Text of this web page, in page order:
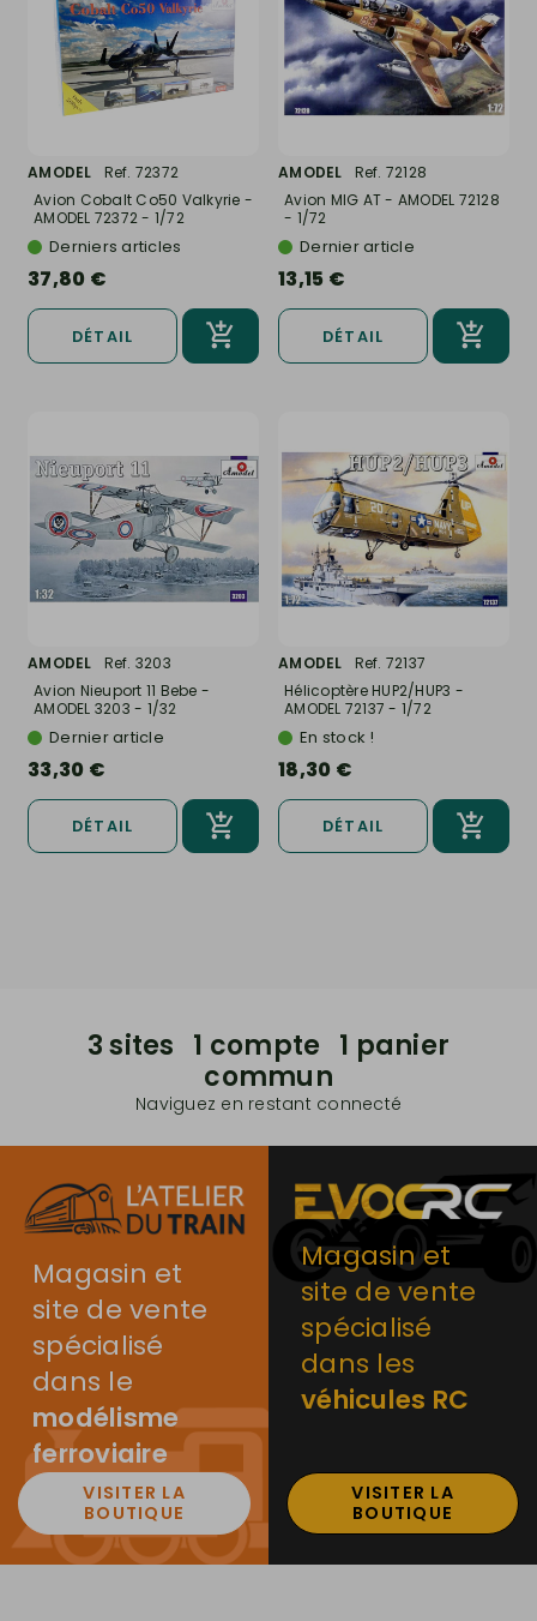
AMODEL
Ref. 72372
Avion Cobalt Co50 Valkyrie -
AMODEL 72372 - 1/72
Derniers articles
37,80 €
DÉTAIL
AMODEL
Ref. 72128
Avion MIG AT - AMODEL 72128
- 1/72
Dernier article
13,15 €
DÉTAIL
AMODEL
Ref. 3203
Avion Nieuport 11 Bebe -
AMODEL 3203 - 1/32
Dernier article
33,30 €
DÉTAIL
AMODEL
Ref. 72137
Hélicoptère HUP2/HUP3 -
AMODEL 72137 - 1/72
En stock !
18,30 €
DÉTAIL
3 sites 1 compte 1 panier
commun
Naviguez en restant connecté
Magasin et
site de vente
spécialisé
dans le
modélisme
ferroviaire
VISITER LA
BOUTIQUE
Magasin et
site de vente
spécialisé
dans les
véhicules RC
VISITER LA
BOUTIQUE